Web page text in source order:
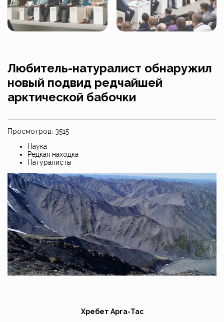
Любитель-натуралист обнаружил
новый подвид редчайшей
арктической бабочки
Просмотров: 3515
Наука
Редкая находка
Натуралисты
Хребет Арга-Тас